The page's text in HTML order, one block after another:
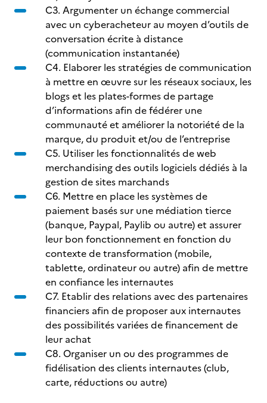
C3. Argumenter un échange commercial
avec un cyberacheteur au moyen d’outils de
conversation écrite à distance
(communication instantanée)
C4. Elaborer les stratégies de communication
à mettre en œuvre sur les réseaux sociaux, les
blogs et les plates-formes de partage
d’informations afin de fédérer une
communauté et améliorer la notoriété de la
marque, du produit et/ou de l’entreprise
C5. Utiliser les fonctionnalités de web
merchandising des outils logiciels dédiés à la
gestion de sites marchands
C6. Mettre en place les systèmes de
paiement basés sur une médiation tierce
(banque, Paypal, Paylib ou autre) et assurer
leur bon fonctionnement en fonction du
contexte de transformation (mobile,
tablette, ordinateur ou autre) afin de mettre
en confiance les internautes
C7. Etablir des relations avec des partenaires
financiers afin de proposer aux internautes
des possibilités variées de financement de
leur achat
C8. Organiser un ou des programmes de
fidélisation des clients internautes (club,
carte, réductions ou autre)